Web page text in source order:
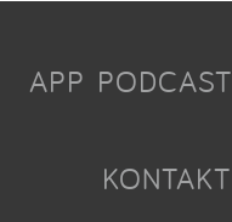
APP PODCAST
KONTAKT